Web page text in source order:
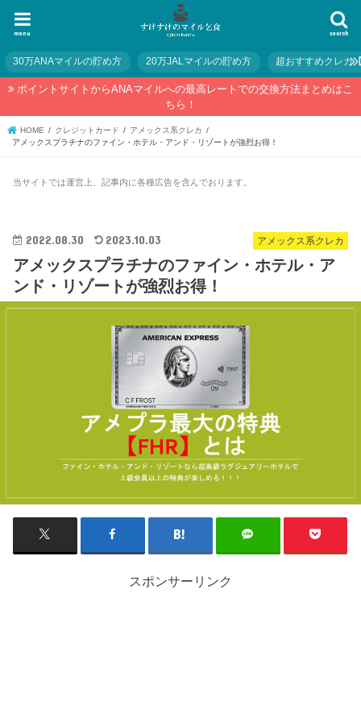
search
menu
30万ANAマイルの貯め方 20万JALマイルの貯め方 超おすすめクレカ
ポイントサイトからANAマイルへの最高レートでの交換方法まとめはこ
ちら！
HOME クレジットカード
アメックス系クレカ
アメックスプラチナのファイン・ホテル・アンド・リゾートが強烈お得！
当サイトでは運営上、記事内に各種広告を含んでおります。
アメックス系クレカ
2022.08.30 2023.10.03
アメックスプラチナのファイン・ホテル・ア
ンド・リゾートが強烈お得！
スポンサーリンク